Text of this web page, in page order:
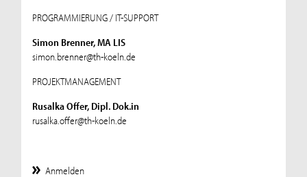
PROGRAMMIERUNG / IT-SUPPORT
Simon Brenner, MA LIS
simon.brenner@th-koeln.de
PROJEKTMANAGEMENT
Rusalka Offer, Dipl. Dok.in
rusalka.offer@th-koeln.de
Anmelden